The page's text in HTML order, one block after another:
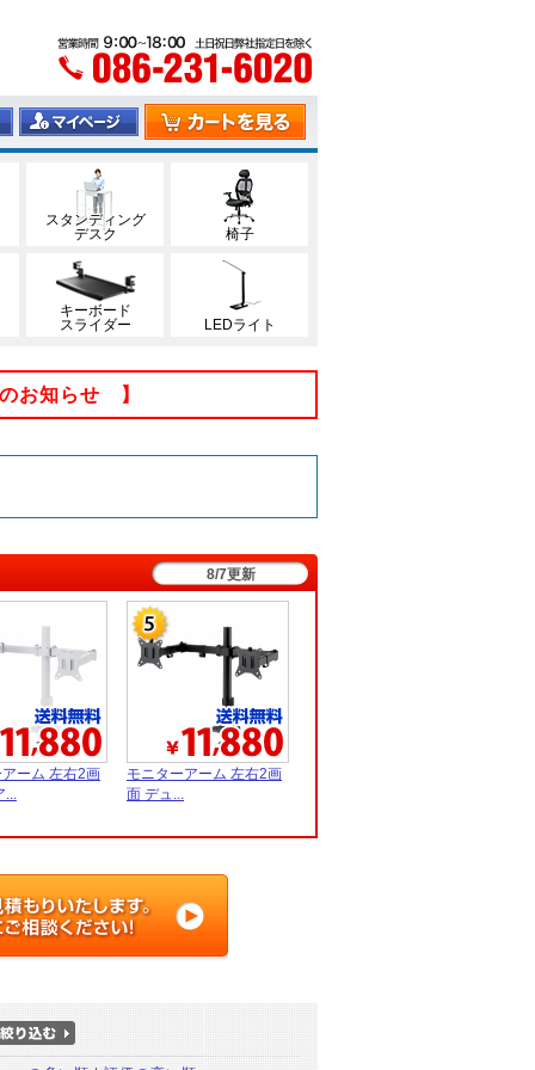
スタンディング
デスク
椅子
キーボード
スライダー
LEDライト
お知らせ 】
8/7更新
ーム 左右2画
モニターアーム 左右2画
面 デュ...